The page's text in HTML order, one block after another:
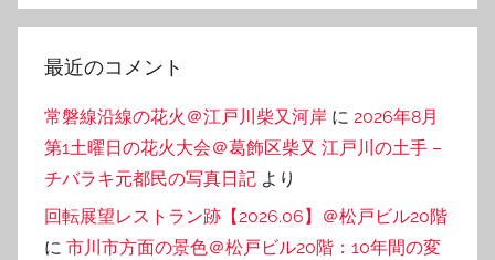
最近のコメント
常磐線沿線の花火＠江戸川柴又河岸 に 2026年8月
第1土曜日の花火大会＠葛飾区柴又 江戸川の土手 –
チバラキ元都民の写真日記 より
回転展望レストラン跡【2026.06】＠松戸ビル20階
に 市川市方面の景色＠松戸ビル20階：10年間の変